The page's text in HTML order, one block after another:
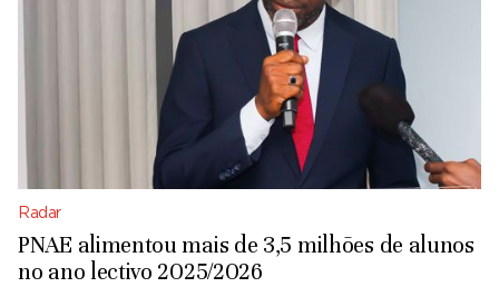
Radar
PNAE alimentou mais de 3,5 milhões de alunos
no ano lectivo 2025/2026